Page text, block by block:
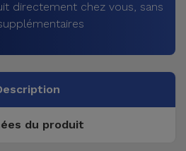
directement chez vous, sans
du produit